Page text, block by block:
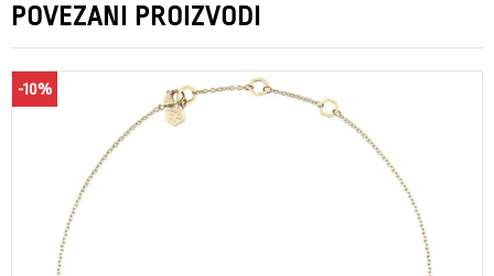
POVEZANI PROIZVODI
-10%